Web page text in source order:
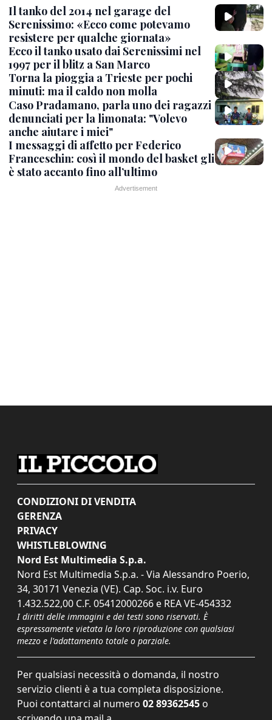
Il tanko del 2014 nel garage del
Serenissimo: «Ecco come potevamo
resistere per qualche giornata»
Ecco il tanko usato dai Serenissimi nel
1997 per il blitz a San Marco
Torna la pioggia a Trieste per pochi
minuti: ma il caldo non molla
Caso Pradamano, parla uno dei ragazzi
denunciati per la limonata: "Volevo
anche aiutare i miei"
I messaggi di affetto per Federico
Franceschin: così il mondo del basket gli
è stato accanto fino all’ultimo
CONDIZIONI DI VENDITA
GERENZA
PRIVACY
WHISTLEBLOWING
Nord Est Multimedia S.p.a.
Nord Est Multimedia S.p.a. - Via Alessandro Poerio,
34, 30171 Venezia (VE). Cap. Soc. i.v. Euro
1.432.522,00 C.F. 05412000266 e REA VE-454332
I diritti delle immagini e dei testi sono riservati. È
espressamente vietata la loro riproduzione con qualsiasi
mezzo e l'adattamento totale o parziale.
Per qualsiasi necessità o domanda, il nostro
servizio clienti è a tua completa disposizione.
Puoi contattarci al numero 02 89362545 o